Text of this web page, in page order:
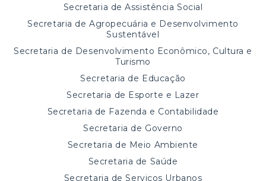
Secretaria de Assistência Social
Secretaria de Agropecuária e Desenvolvimento
Sustentável
Secretaria de Desenvolvimento Econômico, Cultura e
Turismo
Secretaria de Educação
Secretaria de Esporte e Lazer
Secretaria de Fazenda e Contabilidade
Secretaria de Governo
Secretaria de Meio Ambiente
Secretaria de Saúde
Secretaria de Serviços Urbanos